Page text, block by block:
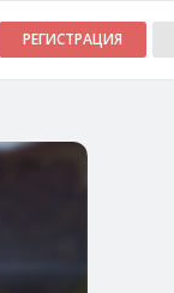
РЕГИСТРАЦИЯ